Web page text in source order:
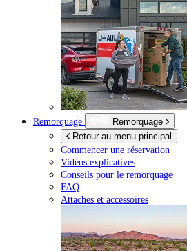
Remorquage
Remorquage
Retour au menu principal
Commencer une réservation
Vidéos explicatives
Conseils pour le remorquage
FAQ
Attaches et accessoires